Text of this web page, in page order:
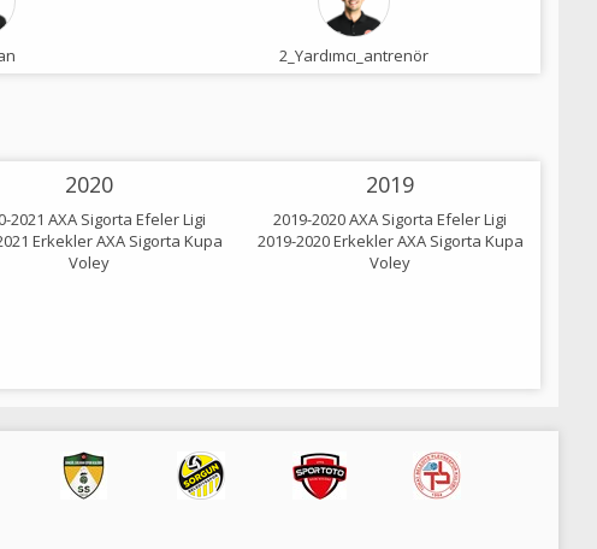
2_Yardımcı_antrenör
2020
2021 AXA Sigorta Efeler Ligi
Erkekler AXA Sigorta Kupa
Voley
2019
2019-2020 AXA Sigorta Efeler Ligi
2019-2020 Erkekler AXA Sigorta Kupa
Voley